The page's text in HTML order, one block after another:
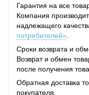
Гарантия на все
Компания
надлежащего
потребителей»
Сроки возврата и
Возврат и обмен
после получения
Обратная доставка
покупателя.